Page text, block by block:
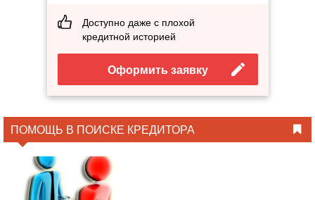
Доступно даже с плохой
кредитной историей
Оформить заявку
ПОМОЩЬ В ПОИСКЕ КРЕДИТОРА